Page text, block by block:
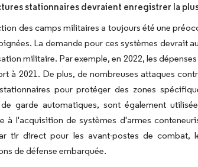
stationnaires devraient enregistrer la
des camps militaires a toujours été une
La demande pour ces systèmes devrait
militaire. Par exemple, en 2022, les
à 2021. De plus, de nombreuses attaques
pour protéger des zones
garde automatiques, sont également
à l'acquisition de systèmes d'armes
tir direct pour les avant-postes de combat,
de défense embarquée.